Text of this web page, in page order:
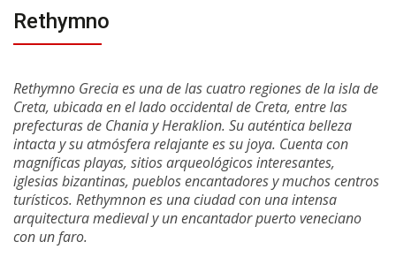
Rethymno
Rethymno Grecia es una de las cuatro regiones de la isla de
Creta, ubicada en el lado occidental de Creta, entre las
prefecturas de Chania y Heraklion. Su auténtica belleza
intacta y su atmósfera relajante es su joya. Cuenta con
magníficas playas, sitios arqueológicos interesantes,
iglesias bizantinas, pueblos encantadores y muchos centros
turísticos. Rethymnon es una ciudad con una intensa
arquitectura medieval y un encantador puerto veneciano
con un faro.